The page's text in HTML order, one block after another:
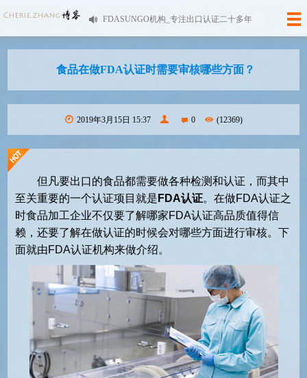
FDASUNGO机构_专注出口认证二十多年
食品在做FDA认证时需要审核哪些方面？
2019年3月15日 15:37 0 (12369)
但凡要出口的食品都需要做各种检测和认证，而其中
至关重要的一个认证项目就是 FDA认证。在做FDA认证之
时食品加工企业不仅要了解哪家FDA认证高品质值得信
赖，还要了解在做认证的时候会对哪些方面进行审核。下
面就由FDA认证机构来做介绍。